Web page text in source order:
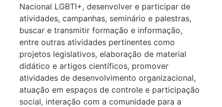
Nacional LGBTI+, desenvolver e participar de
atividades, campanhas, seminário e palestras,
buscar e transmitir formação e informação,
entre outras atividades pertinentes como
projetos legislativos, elaboração de material
didático e artigos científicos, promover
atividades de desenvolvimento organizacional,
atuação em espaços de controle e participação
social, interação com a comunidade para a